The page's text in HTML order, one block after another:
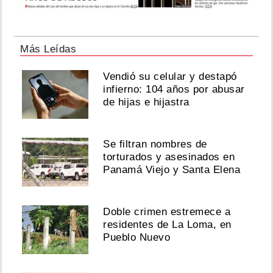
Más Leídas
Vendió su celular y destapó
infierno: 104 años por abusar
de hijas e hijastra
Se filtran nombres de
torturados y asesinados en
Panamá Viejo y Santa Elena
Doble crimen estremece a
residentes de La Loma, en
Pueblo Nuevo